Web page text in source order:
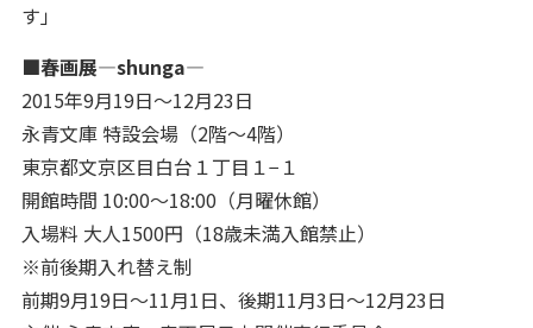
す」
■春画展—shunga—
2015年9月19日～12月23日
永青文庫 特設会場（2階～4階）
東京都文京区目白台１丁目１−１
開館時間 10:00～18:00（月曜休館）
入場料 大人1500円（18歳未満入館禁止）
※前後期入れ替え制
前期9月19日～11月1日、後期11月3日～12月23日